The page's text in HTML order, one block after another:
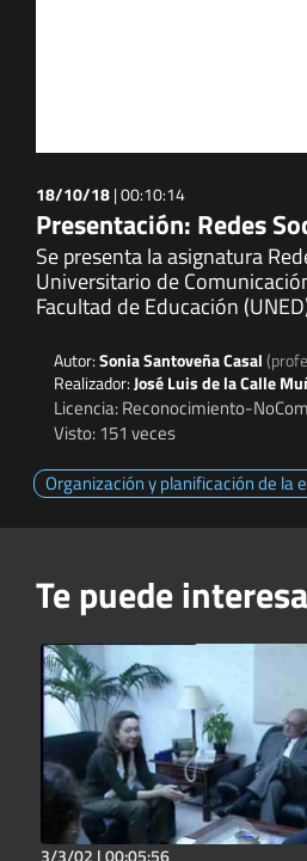
18/10/18|00:10:14
Presentación: Redes
Se presenta la asignatura
Universitario de
Facultad de Educación
Autor:Sonia Santoveña Casal
Realizador:José Luis de la Calle
Licencia: Reconocimiento-
Visto: 151 veces
Organización y planificación de la
Te puede
3/3/02 |00:05:56